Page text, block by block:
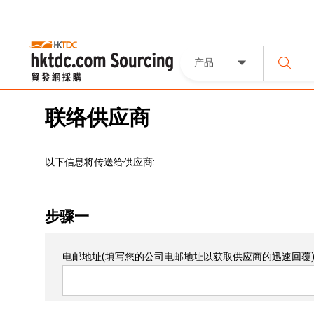
产品
联络供应商
以下信息将传送给供应商:
步骤一
电邮地址(填写您的公司电邮地址以获取供应商的迅速回覆)